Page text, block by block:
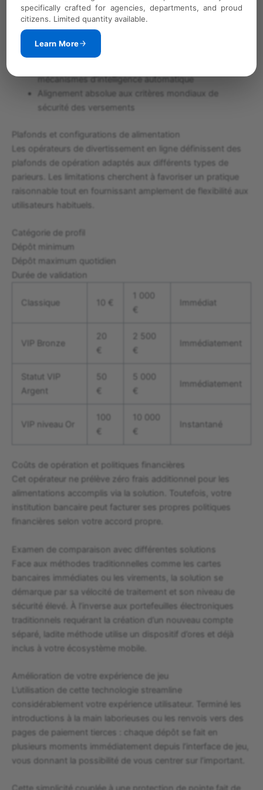
specifically crafted for agencies, departments, and proud
citizens. Limited quantity available.
Learn More
Zéro coordonnée bancaire partagée avec
l’établissement de gaming
Génération de identifiants de sécurité changeants
exclusifs par transaction
mécanismes d’intelligence automatique
Alignement absolue aux critères mondiaux de
sécurité des versements
Plafonds et configurations de alimentation
Les opérateurs de divertissement en ligne définissent des
plafonds de opération adaptés aux différents types de
parieurs. Les limitations cherchent à favoriser un pratique
raisonnable tout en fournissant amplement de flexibilité aux
utilisateurs habituels.
Catégorie de profil
Dépôt minimum
Dépôt maximum quotidien
Durée de validation
Classique 10 €
€
Immédiat
VIP Bronze
20
€
2 500
€
Immédiatement
Statut VIP
Argent
€
€
Immédiatement
VIP niveau Or
€
€
Instantané
Coûts de opération et politiques financières
Cet opérateur ne prélève zéro frais additionnel pour les
alimentations accomplis via la solution. Toutefois, votre
institution bancaire peut facturer ses propres politiques
financières selon votre accord propre.
Examen de comparaison avec différentes solutions
Face aux méthodes traditionnelles comme les cartes
bancaires immédiates ou les virements, la solution se
démarque par sa vélocité de traitement et son niveau de
sécurité élevé. À l’inverse aux portefeuilles électroniques
traditionnels requérant la création d’un nouveau compte
séparé, ladite méthode utilise un dispositif d’ores et déjà
inclus à votre écosystème mobile.
Amélioration de votre expérience de jeu
L’utilisation de cette technologie streamline
considérablement votre expérience utilisateur. Terminé les
introductions à la main laborieuses ou les renvois vers des
pages de paiement tierces : chaque dépôt se fait en
plusieurs moments immédiatement depuis l’interface de jeu,
vous donnant la possibilité de vous centrer sur l’important.